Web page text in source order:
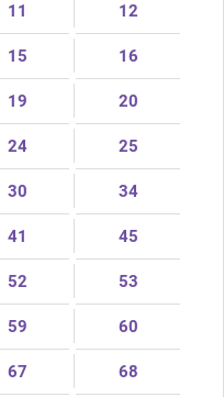
11 12
15 16
19 20
24 25
30 34
41 45
52 53
59 60
67 68